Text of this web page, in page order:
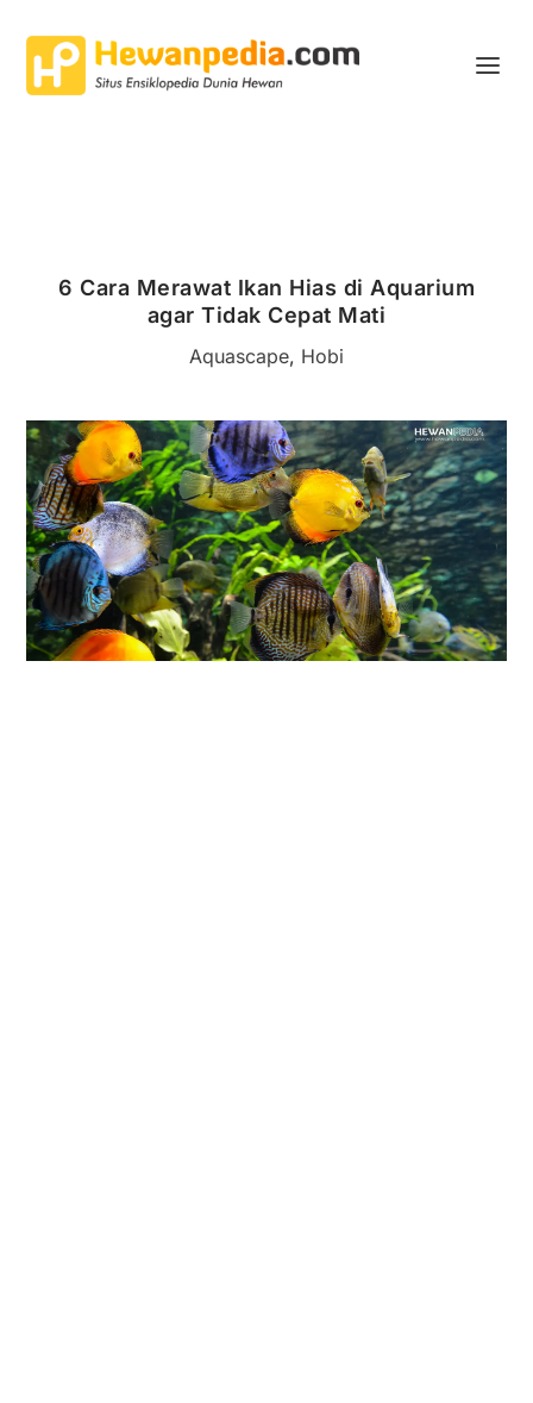
6 Cara Merawat Ikan Hias di Aquarium
agar Tidak Cepat Mati
Aquascape, Hobi